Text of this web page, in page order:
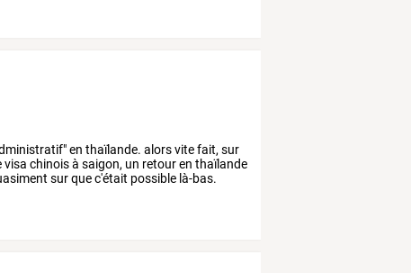
en thaïlande. alorsvitefait, sur
visa chinoisà saigon, un retouren thaïlande
surquec'était possible là-bas.